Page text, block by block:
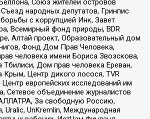
Союз жителей островов
народных депутатов, Гринпис
с коррупцией Инк, Завет
Всемирный фонд природы, BDR
Алтай проект, Образовательный дом
Фонд Дом Прав Человека,
человека имени Бориса Звозскова,
Дом прав человека Ереван,
Крым, Центр дикого лосося, TVR
европейских исследований им
Сетевое объединение журналистов
За свободную Россию,
Uralic, UnKremlin, Международная